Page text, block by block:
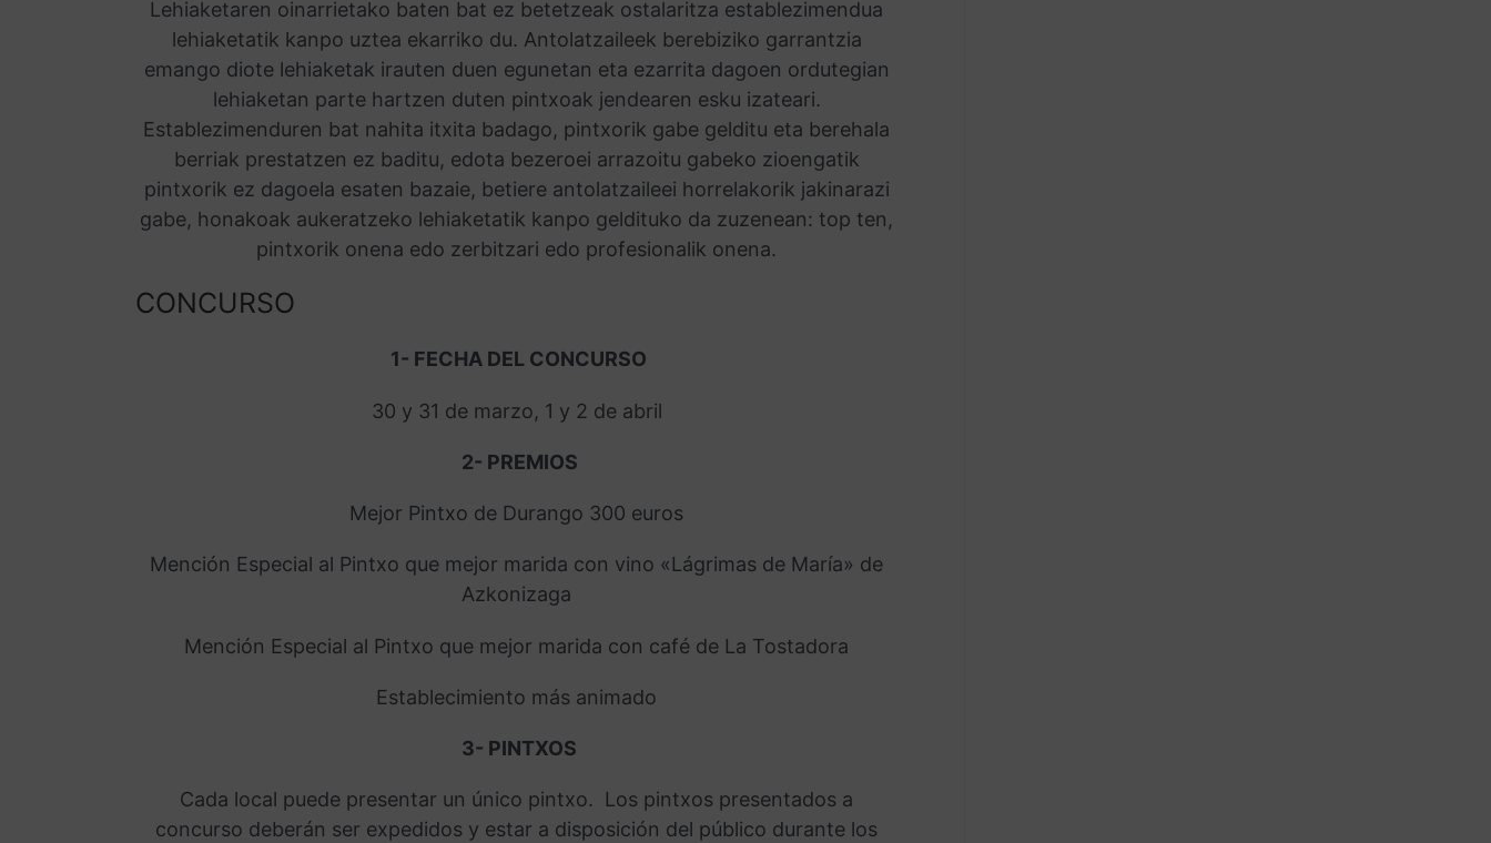
Lehiaketaren oinarrietako baten bat ez betetzeak ostalaritza establezimendua
lehiaketatik kanpo uztea ekarriko du. Antolatzaileek berebiziko garrantzia
emango diote lehiaketak irauten duen egunetan eta ezarrita dagoen ordutegian
lehiaketan parte hartzen duten pintxoak jendearen esku izateari.
Establezimenduren bat nahita itxita badago, pintxorik gabe gelditu eta berehala
berriak prestatzen ez baditu, edota bezeroei arrazoitu gabeko zioengatik
pintxorik ez dagoela esaten bazaie, betiere antolatzaileei horrelakorik jakinarazi
gabe, honakoak aukeratzeko lehiaketatik kanpo geldituko da zuzenean: top ten,
pintxorik onena edo zerbitzari edo profesionalik onena.
CONCURSO
1- FECHA DEL CONCURSO
30 y 31 de marzo, 1 y 2 de abril
2- PREMIOS
Mejor Pintxo de Durango 300 euros
Mención Especial al Pintxo que mejor marida con vino «Lágrimas de María» de
Azkonizaga
Mención Especial al Pintxo que mejor marida con café de La Tostadora
Establecimiento más animado
3- PINTXOS
Cada local puede presentar un único pintxo. Los pintxos presentados a
concurso deberán ser expedidos y estar a disposición del público durante los